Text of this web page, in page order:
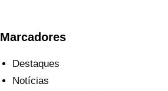
Marcadores
Destaques
Notícias